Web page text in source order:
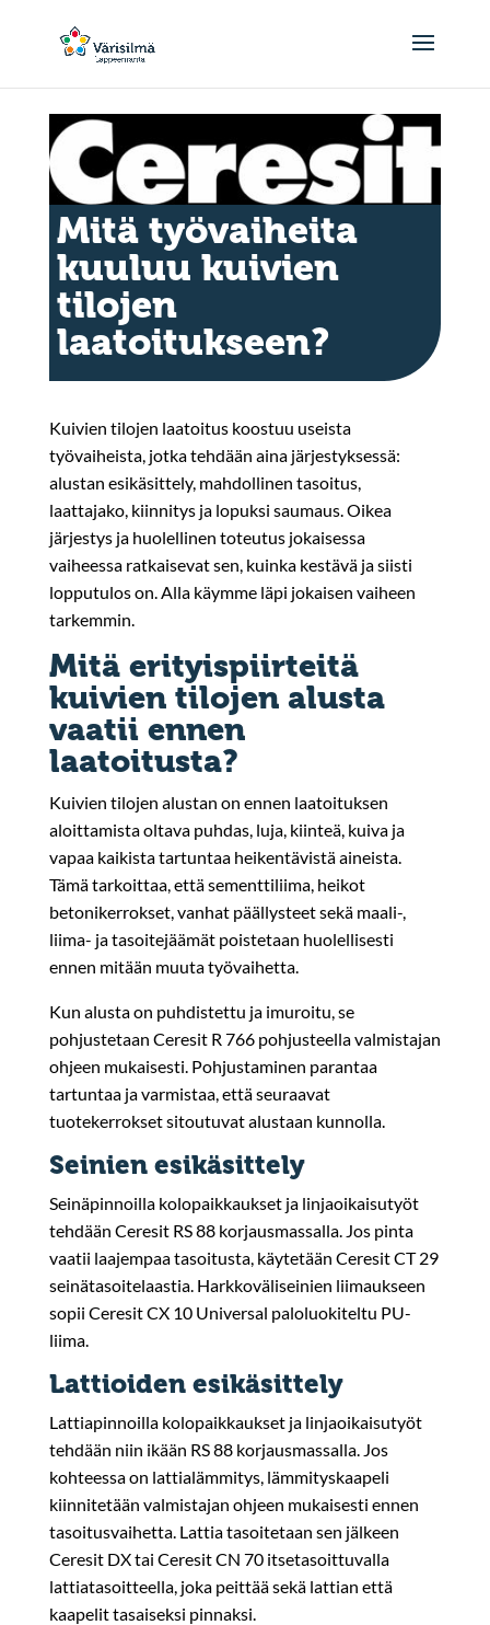
Mitä työvaiheita
kuuluu kuivien
tilojen
laatoitukseen?
Kuivien tilojen laatoitus koostuu useista
työvaiheista, jotka tehdään aina järjestyksessä:
alustan esikäsittely, mahdollinen tasoitus,
laattajako, kiinnitys ja lopuksi saumaus. Oikea
järjestys ja huolellinen toteutus jokaisessa
vaiheessa ratkaisevat sen, kuinka kestävä ja siisti
lopputulos on. Alla käymme läpi jokaisen vaiheen
tarkemmin.
Mitä erityispiirteitä
kuivien tilojen alusta
vaatii ennen
laatoitusta?
Kuivien tilojen alustan on ennen laatoituksen
aloittamista oltava puhdas, luja, kiinteä, kuiva ja
vapaa kaikista tartuntaa heikentävistä aineista.
Tämä tarkoittaa, että sementtiliima, heikot
betonikerrokset, vanhat päällysteet sekä maali-,
liima- ja tasoitejäämät poistetaan huolellisesti
ennen mitään muuta työvaihetta.
Kun alusta on puhdistettu ja imuroitu, se
pohjustetaan Ceresit R 766 pohjusteella valmistajan
ohjeen mukaisesti. Pohjustaminen parantaa
tartuntaa ja varmistaa, että seuraavat
tuotekerrokset sitoutuvat alustaan kunnolla.
Seinien esikäsittely
Seinäpinnoilla kolopaikkaukset ja linjaoikaisutyöt
tehdään Ceresit RS 88 korjausmassalla. Jos pinta
vaatii laajempaa tasoitusta, käytetään Ceresit CT 29
seinätasoitelaastia. Harkkoväliseinien liimaukseen
sopii Ceresit CX 10 Universal paloluokiteltu PU-
liima.
Lattioiden esikäsittely
Lattiapinnoilla kolopaikkaukset ja linjaoikaisutyöt
tehdään niin ikään RS 88 korjausmassalla. Jos
kohteessa on lattialämmitys, lämmityskaapeli
kiinnitetään valmistajan ohjeen mukaisesti ennen
tasoitusvaihetta. Lattia tasoitetaan sen jälkeen
Ceresit DX tai Ceresit CN 70 itsetasoittuvalla
lattiatasoitteella, joka peittää sekä lattian että
kaapelit tasaiseksi pinnaksi.